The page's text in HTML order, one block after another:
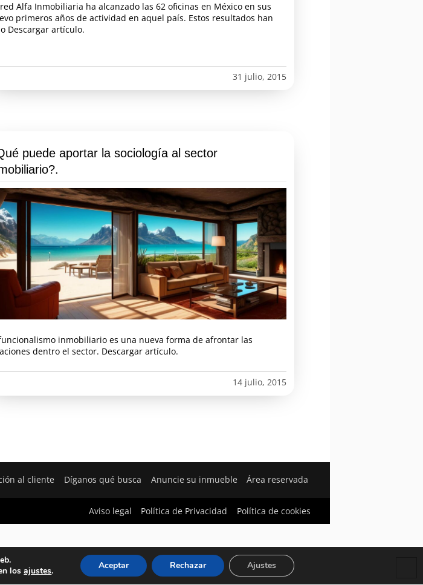
Alfa Inmobiliaria ha alcanzado las 62 oficinas en México en sus
primeros años de actividad en aquel país. Estos resultados han
Descargar artículo.
31 julio, 2015
puede aportar la sociología al sector
inmobiliario es una nueva forma de afrontar las
dentro el sector. Descargar artículo.
14 julio, 2015
al cliente Díganos qué busca Anuncie su inmueble Área reservada
Aviso legal Política de Privacidad Política de cookies
losajustes. Aceptar Rechazar Ajustes